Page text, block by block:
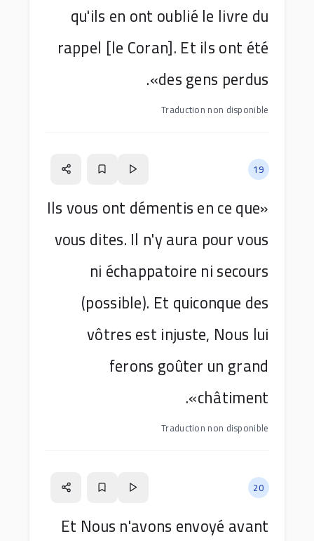
qu'ils en ont oublié le livre du
rappel [le Coran]. Et ils ont été
des gens perdus».
Traduction non disponible
19
«Ils vous ont démentis en ce que
vous dites. Il n'y aura pour vous
ni échappatoire ni secours
(possible). Et quiconque des
vôtres est injuste, Nous lui
ferons goûter un grand
châtiment».
Traduction non disponible
20
Et Nous n'avons envoyé avant